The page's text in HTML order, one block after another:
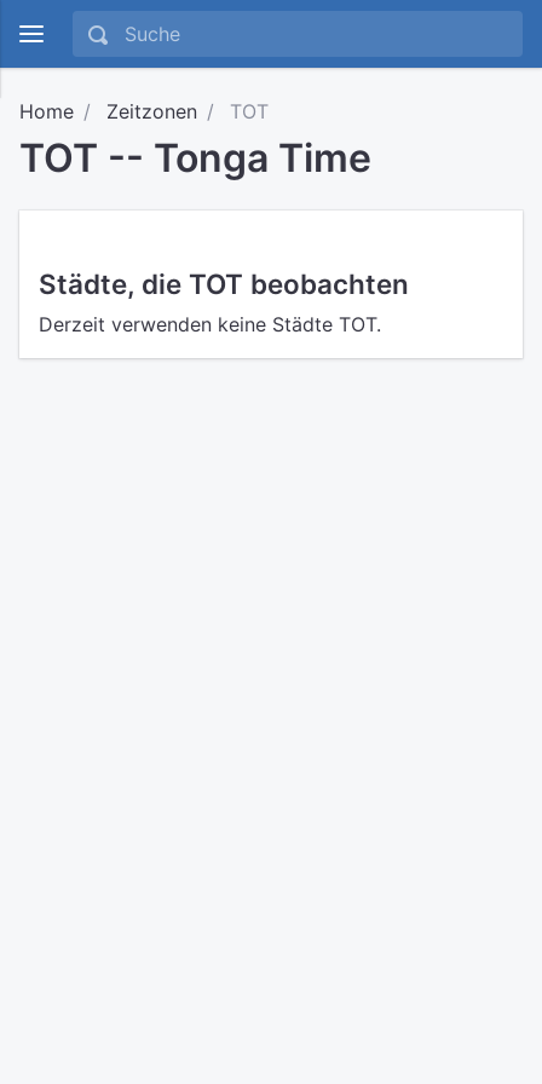
Home Zeitzonen TOT
TOT -- Tonga Time
Städte, die TOT beobachten
Derzeit verwenden keine Städte TOT.